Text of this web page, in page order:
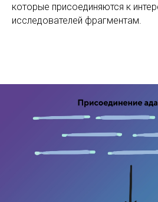
которые присоединяются к
исследователей фрагментам.